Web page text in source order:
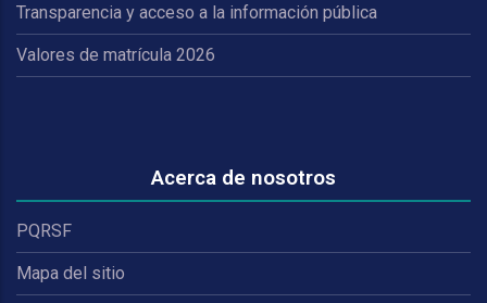
Transparencia y acceso a la información pública
Valores de matrícula 2026
Acerca de nosotros
PQRSF
Mapa del sitio